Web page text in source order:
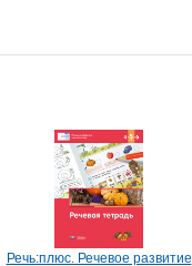
Речь:плюс. Речевое развитие